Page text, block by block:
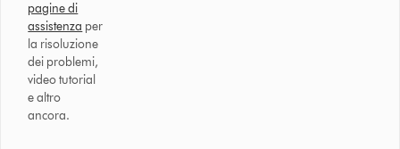
pagine di
assistenza per
la risoluzione
dei problemi,
video tutorial
e altro
ancora.